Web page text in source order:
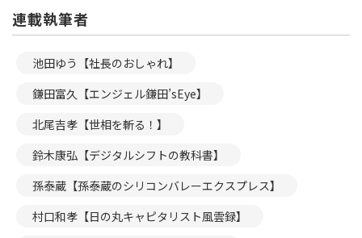
連載執筆者
池田ゆう【社長のおしゃれ】
鎌田富久【エンジェル鎌田’sEye】
北尾吉孝【世相を斬る！】
鈴木康弘【デジタルシフトの教科書】
孫泰蔵【孫泰蔵のシリコンバレーエクスプレス】
村口和孝【日の丸キャピタリスト風雲録】